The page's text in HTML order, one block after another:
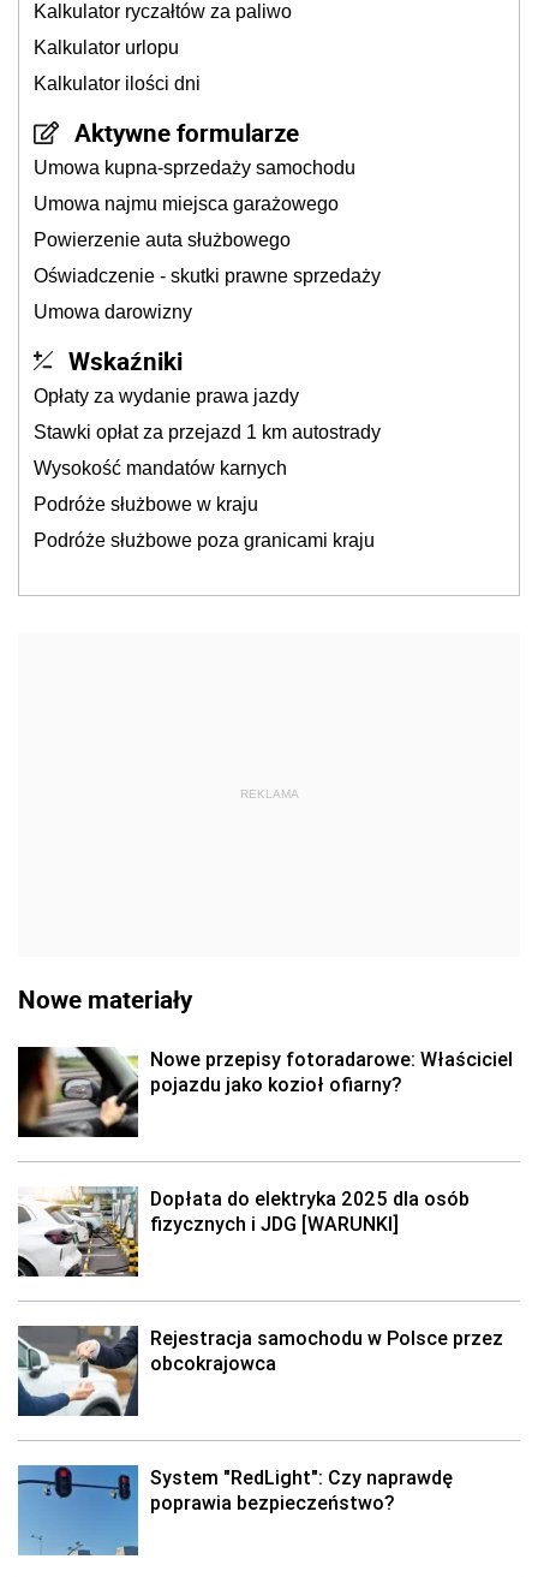
Kalkulator ryczałtów za paliwo
Kalkulator urlopu
Kalkulator ilości dni
Aktywne formularze
Umowa kupna-sprzedaży samochodu
Umowa najmu miejsca garażowego
Powierzenie auta służbowego
Oświadczenie - skutki prawne sprzedaży
Umowa darowizny
Wskaźniki
Opłaty za wydanie prawa jazdy
Stawki opłat za przejazd 1 km autostrady
Wysokość mandatów karnych
Podróże służbowe w kraju
Podróże służbowe poza granicami kraju
REKLAMA
Nowe materiały
Nowe przepisy fotoradarowe: Właściciel
pojazdu jako kozioł ofiarny?
Dopłata do elektryka 2025 dla osób
fizycznych i JDG [WARUNKI]
Rejestracja samochodu w Polsce przez
obcokrajowca
System "RedLight": Czy naprawdę
poprawia bezpieczeństwo?